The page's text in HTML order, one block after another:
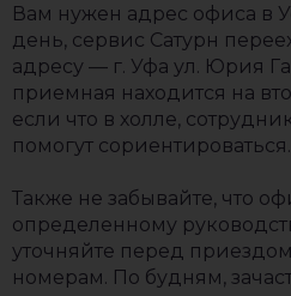
Вам нужен адрес офиса в
день, сервис Сатурн
адресу — г. Уфа ул. Юрия
приемная находится на
если что в холле,
помогут сориентироваться.
Также не забывайте, что
определенному
уточняйте перед
номерам. По будням,